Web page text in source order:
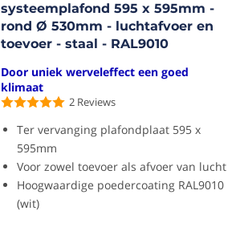
systeemplafond 595 x 595mm -
rond Ø 530mm - luchtafvoer en
toevoer - staal - RAL9010
Door uniek werveleffect een goed
klimaat
2 Reviews
Ter vervanging plafondplaat 595 x
595mm
Voor zowel toevoer als afvoer van lucht
Hoogwaardige poedercoating RAL9010
(wit)